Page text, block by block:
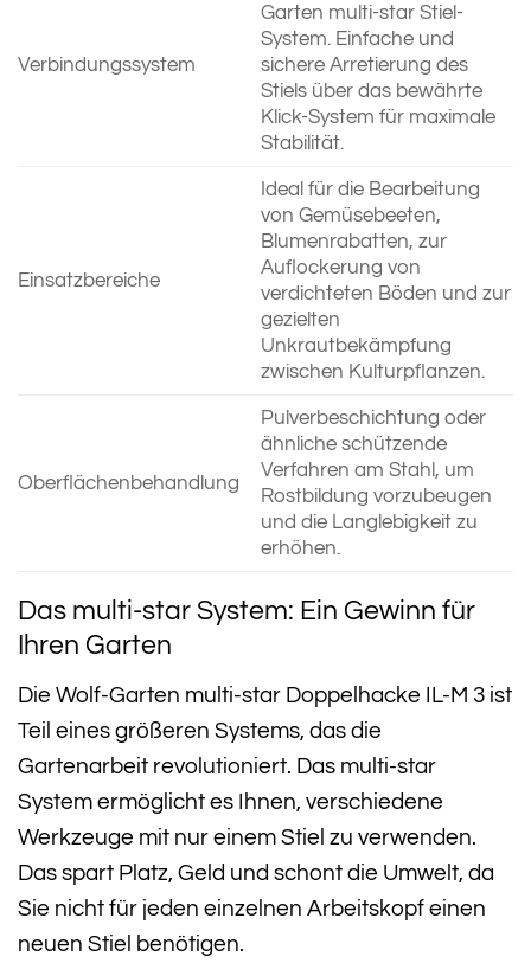
Verbindungssystem
Garten multi-star Stiel-
System. Einfache und
sichere Arretierung des
Stiels über das bewährte
Klick-System für maximale
Stabilität.
Einsatzbereiche
Ideal für die Bearbeitung
von Gemüsebeeten,
Blumenrabatten, zur
Auflockerung von
verdichteten Böden und zur
gezielten
Unkrautbekämpfung
zwischen Kulturpflanzen.
Oberflächenbehandlung
Pulverbeschichtung oder
ähnliche schützende
Verfahren am Stahl, um
Rostbildung vorzubeugen
und die Langlebigkeit zu
erhöhen.
Das multi-star System: Ein Gewinn für
Ihren Garten
Die Wolf-Garten multi-star Doppelhacke IL-M 3 ist
Teil eines größeren Systems, das die
Gartenarbeit revolutioniert. Das multi-star
System ermöglicht es Ihnen, verschiedene
Werkzeuge mit nur einem Stiel zu verwenden.
Das spart Platz, Geld und schont die Umwelt, da
Sie nicht für jeden einzelnen Arbeitskopf einen
neuen Stiel benötigen.